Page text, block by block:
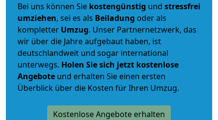
Bei uns können Sie kostengünstig und stressfrei
umziehen, sei es als Beiladung oder als
kompletter Umzug. Unser Partnernetzwerk, das
wir über die Jahre aufgebaut haben, ist
deutschlandweit und sogar international
unterwegs. Holen Sie sich jetzt kostenlose
Angebote und erhalten Sie einen ersten
Überblick über die Kosten für Ihren Umzug.
Kostenlose Angebote erhalten